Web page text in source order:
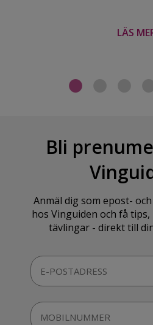
LÄS
Bli
Anmäl dig som epost-
hos Vinguiden och få
tävlingar - direkt till